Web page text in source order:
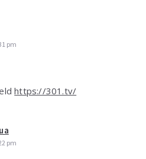
pm
https://301.tv/
pm